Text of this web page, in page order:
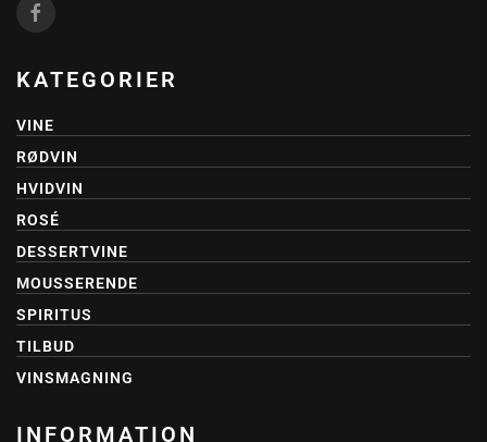
KATEGORIER
VINE
RØDVIN
HVIDVIN
ROSÉ
DESSERTVINE
MOUSSERENDE
SPIRITUS
TILBUD
VINSMAGNING
INFORMATION